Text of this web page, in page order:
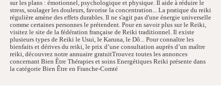
sur les plans : émotionnel, psychologique et physique. Il aide à réduire le
stress, soulager les douleurs, favorise la concentration... La pratique du reiki
régulière amène des effets durables. Il ne s'agit pas d'une énergie universelle
comme certaines personnes le prétendent. Pour en savoir plus sur le Reiki,
visitez le site de la fédération française de Reiki traditionnel. Il existe
plusieurs types de Reiki le Usui, le Karuna, le Dô... Pour connaître les
bienfaits et dérives du reiki, le prix d’une consultation auprès d’un maître
reiki, découvrez notre annuaire gratuitTrouvez toutes les annonces
concernant Bien Être Thérapies et soins Energétiques Reiki présente dans
la catégorie Bien Être en Franche-Comté